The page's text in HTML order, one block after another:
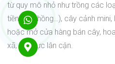
từ quy mô nhỏ như trồng các
tiền, hoa hồng…), cây cảnh
hoặc mở cửa hàng bán cây,
xã, khu vực lân cận.